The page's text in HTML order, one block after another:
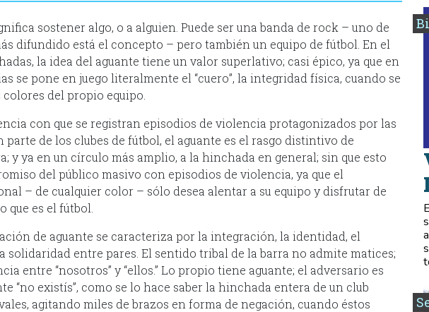
sostener algo, o a alguien. Puede ser una banda de rock – uno de
difundido está el concepto – pero también un equipo de fútbol. En el
la idea del aguante tiene un valor superlativo; casi épico, ya que en
se pone en juego literalmente el “cuero”, la integridad física, cuando se
del propio equipo.
con que se registran episodios de violencia protagonizados por las
parte de los clubes de fútbol, el aguante es el rasgo distintivo de
y ya en un círculo más amplio, a la hinchada en general; sin que esto
del público masivo con episodios de violencia, ya que el
– de cualquier color – sólo desea alentar a su equipo y disfrutar de
que es el fútbol.
de aguante se caracteriza por la integración, la identidad, el
solidaridad entre pares. El sentido tribal de la barra no admite matices;
entre “nosotros” y “ellos.” Lo propio tiene aguante; el adversario es
“no existís”, como se lo hace saber la hinchada entera de un club
agitando miles de brazos en forma de negación, cuando éstos